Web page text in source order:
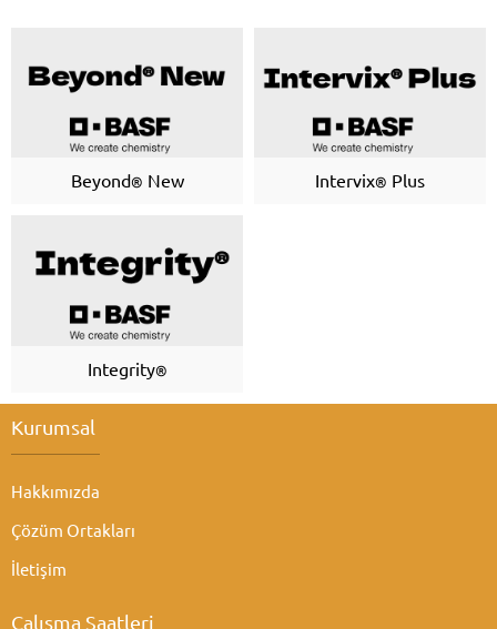
Beyond® New Intervix® Plus
Integrity®
Kurumsal
Hakkımızda
Çözüm Ortakları
İletişim
Çalışma Saatleri